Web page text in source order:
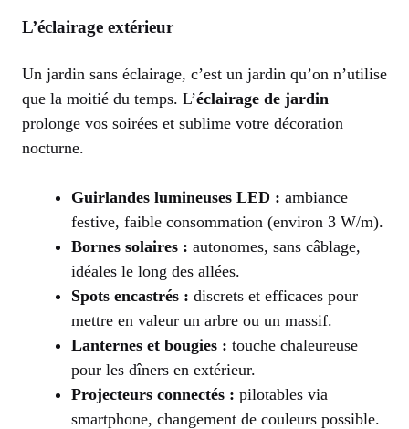
L’éclairage extérieur
Un jardin sans éclairage, c’est un jardin qu’on n’utilise
que la moitié du temps. L’éclairage de jardin
prolonge vos soirées et sublime votre décoration
nocturne.
Guirlandes lumineuses LED : ambiance
festive, faible consommation (environ 3 W/m).
Bornes solaires : autonomes, sans câblage,
idéales le long des allées.
Spots encastrés : discrets et efficaces pour
mettre en valeur un arbre ou un massif.
Lanternes et bougies : touche chaleureuse
pour les dîners en extérieur.
Projecteurs connectés : pilotables via
smartphone, changement de couleurs possible.